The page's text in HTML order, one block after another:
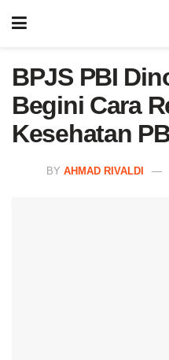
BPJS PBI
Begini Cara
Kesehatan
BY AHMAD RIVALDI